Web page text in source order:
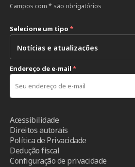
Campos com * são obrigatórios
Selecione um tipo *
Endereço de e-mail *
Acessibilidade
Direitos autorais
Política de Privacidade
Dedução fiscal
Configuração de privacidade